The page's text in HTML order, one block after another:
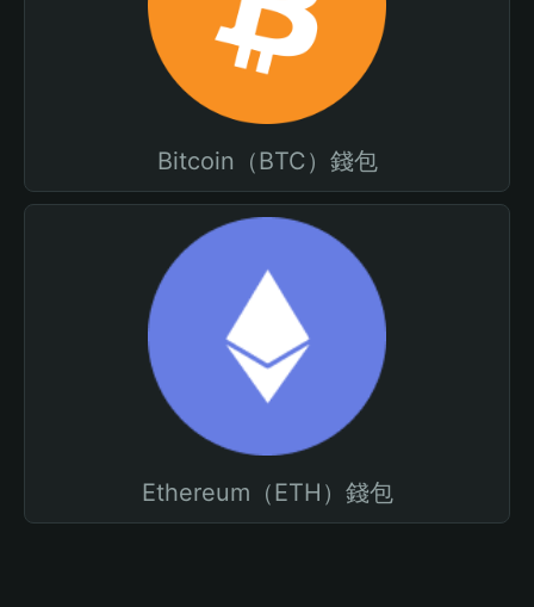
Bitcoin（BTC）錢包
Ethereum（ETH）錢包